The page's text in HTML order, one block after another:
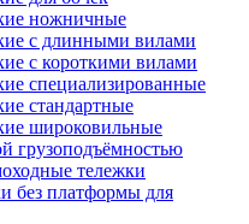
ножничные
с длинными вилами
с короткими вилами
специализированные
стандартные
широковильные
грузоподъёмностью
тележки